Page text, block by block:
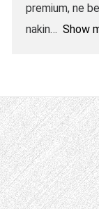
premium, ne
nakin
Show